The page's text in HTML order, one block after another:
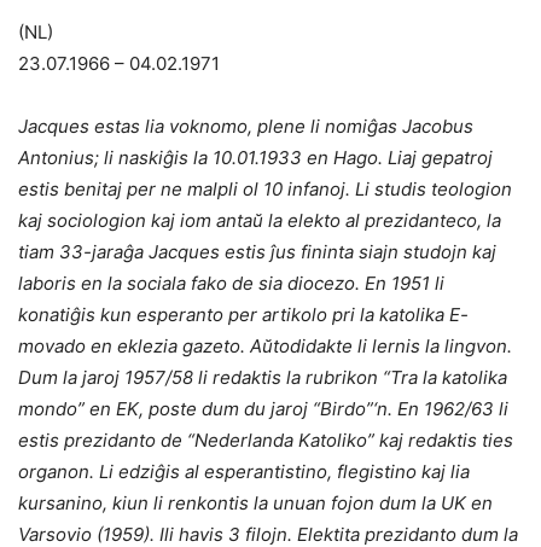
(NL)
23.07.1966 – 04.02.1971
Jacques estas lia voknomo, plene li nomiĝas Jacobus
Antonius; li naskiĝis la 10.01.1933 en Hago. Liaj gepatroj
estis benitaj per ne malpli ol 10 infanoj. Li studis teologion
kaj sociologion kaj iom antaŭ la elekto al prezidanteco, la
tiam 33-jaraĝa Jacques estis ĵus fininta siajn studojn kaj
laboris en la sociala fako de sia diocezo. En 1951 li
konatiĝis kun esperanto per artikolo pri la katolika E-
movado en eklezia gazeto. Aŭtodidakte li lernis la lingvon.
Dum la jaroj 1957/58 li redaktis la rubrikon “Tra la katolika
mondo” en EK, poste dum du jaroj “Birdo”‘n. En 1962/63 li
estis prezidanto de “Nederlanda Katoliko” kaj redaktis ties
organon. Li edziĝis al esperantistino, flegistino kaj lia
kursanino, kiun li renkontis la unuan fojon dum la UK en
Varsovio (1959). Ili havis 3 filojn. Elektita prezidanto dum la